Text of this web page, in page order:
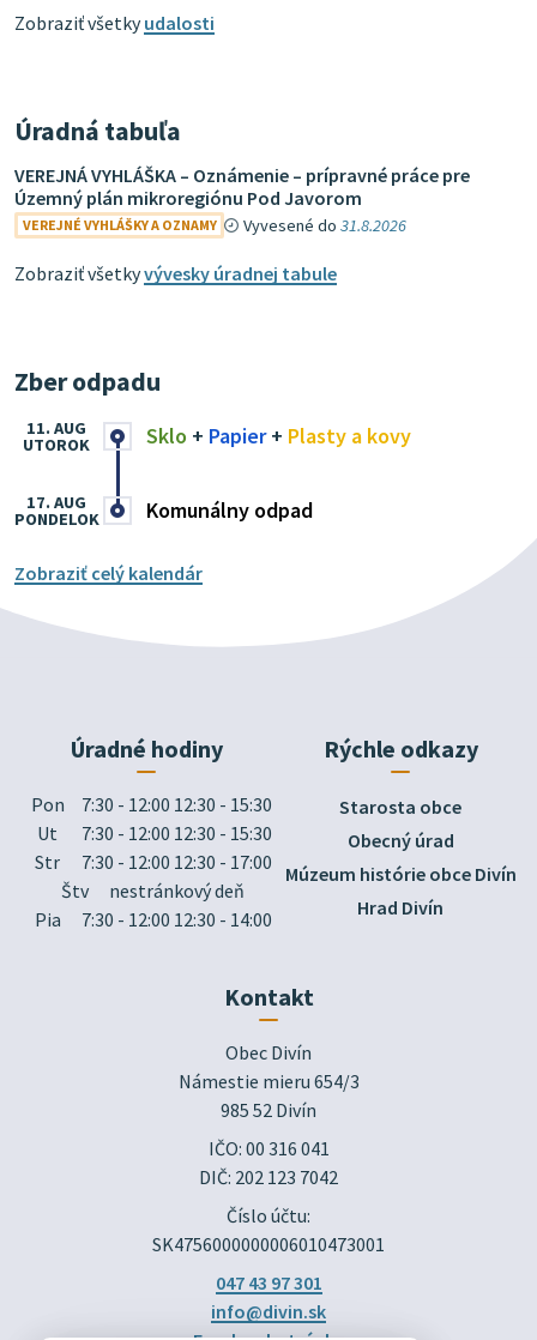
Zobraziť všetkyudalosti
Úradná tabuľa
VEREJNÁ VYHLÁŠKA – Oznámenie – prípravné práce pre
Územný plán mikroregiónu Pod Javorom
VEREJNÉ VYHLÁŠKY A OZNAMY Vyvesené do31.8.2026
Zobraziť všetkyvývesky úradnej tabule
Zber odpadu
Sklo + Papier+ Plasty a kovy
11. AUG
UTOROK
Komunálny odpad
17. AUG
PONDELOK
Zobraziť celý kalendár
Úradné hodiny
Pon
7:30 - 12:00 12:30 - 15:30
Ut
7:30 - 12:00 12:30 - 15:30
Str
7:30 - 12:00 12:30 - 17:00
Štv
nestránkový deň
Pia
7:30 - 12:00 12:30 - 14:00
Rýchle odkazy
Starosta obce
Obecný úrad
Múzeum histórie obce Divín
Hrad Divín
Kontakt
Obec Divín
Námestie mieru 654/3
985 52 Divín
IČO: 00 316 041
DIČ: 202 123 7042
Číslo účtu:
SK4756000000006010473001
047 43 97 301
info@divin.sk